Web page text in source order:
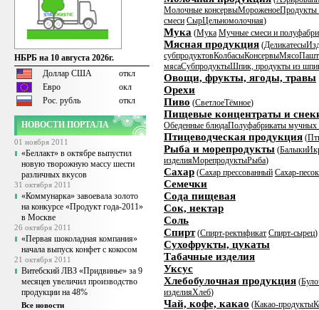
НБРБ на 10 августа 2026г.
Доллар США
откл
Евро
окл
Рос. рубль
откл
НОВОСТИ ПОРТАЛА
01 ноября 2011
«Беллакт» в октябре выпустил
новую творожную массу шести
различных вкусов
31 октября 2011
«Коммунарка» завоевала золото
на конкурсе «Продукт года-2011»
в Москве
26 октября 2011
«Первая шоколадная компания»
начала выпуск конфет с кокосом
21 октября 2011
Витебский ЛВЗ «Придвинье» за 9
месяцев увеличил производство
продукции на 48%
Все новости
Молочные консервыМороженоеПродукты
смеси СырЦельномолочная)
Мука (Мука Мучные смеси и
Мясная продукция (Деликатесы
субпродуктовКолбасыКонсервыМясо
мясаСубпродуктыШпик, продукты из
Овощи, фрукты, ягоды, травы
Орехи
Пиво (СветлоеТёмное)
Пищевые концентраты и
Обеденные блюдаПолуфабрикаты мучных
Птицеводческая продукция (
Рыба и морепродукты (Балыки
изделияМорепродуктыРыба)
Сахар (Сахар прессованный Сахар-песок
Семечки
Сода пищевая
Сок, нектар
Соль
Спирт(Спирт-ректификат Спирт-сырец)
Сухофрукты, цукаты
Табачные изделия
Уксус
Хлебобулочная продукция (
изделияХлеб)
Чай, кофе, какао (Какао-продукты